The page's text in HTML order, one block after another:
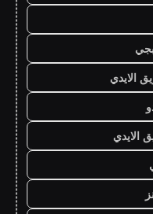
الايدي
الايدي